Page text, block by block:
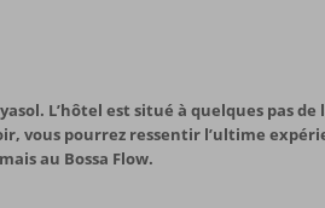
L’hôtel est situé à quelques pas
vous pourrez ressentir l’ultime
au Bossa Flow.